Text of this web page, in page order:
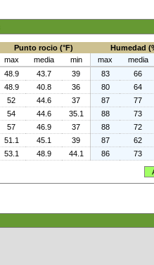
Punto rocio (°F)
Humedad
max media min max
media
48.9 43.7 39 83
66
48.9 40.8 36 80
64
52 44.6 37 87
77
54 44.6 35.1 88
73
57 46.9 37 88
72
51.1 45.1 39 87
62
53.1 48.9 44.1 86 73